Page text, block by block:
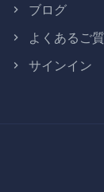
ブログ
よくあるご
サインイン